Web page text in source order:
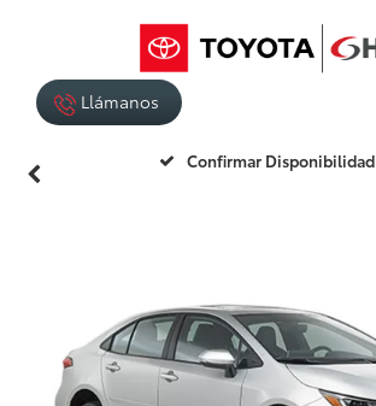
Llámanos
Confirmar Disponibilidad